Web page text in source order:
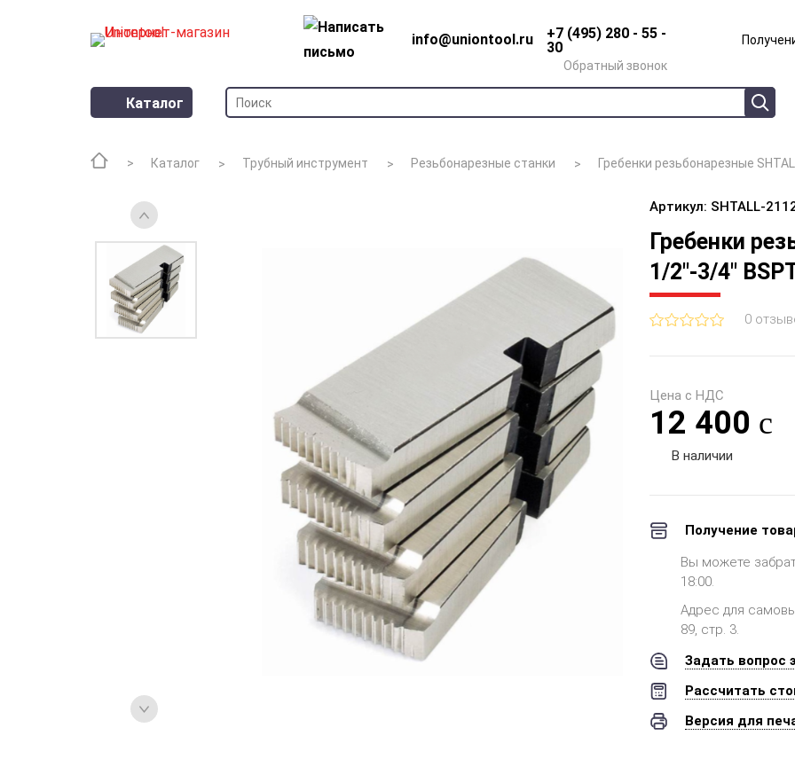
info@uniontool.ru
+7 (495) 280 - 55 -
30
Обратный звонок
Каталог
Каталог Трубный инструмент Резьбонарезные станки Гребенки резьбонарезные
Артикул: SHTALL-
Гребенки
1/2"-3/4"
0
Цена с НДС
12 400
В наличии
Получение
Вы можете
18:00.
Адрес для
89, стр. 3.
Задать вопрос
Рассчитать
Версия для